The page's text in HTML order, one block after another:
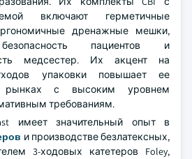
включают герметичные
дренажные мешки,
пациентов и
медсестер. Их акцент на
упаковки повышает ее
рынках с высоким уровнем
требованиям.
имеет значительный опыт в
и производстве безлатексных,
3-ходовых катетеров Foley,